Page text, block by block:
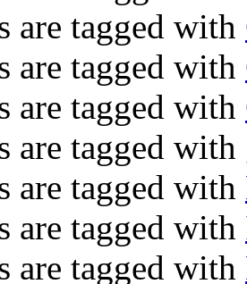
are tagged with
are tagged with
are tagged with
are tagged with
are tagged with
are tagged with
are tagged with